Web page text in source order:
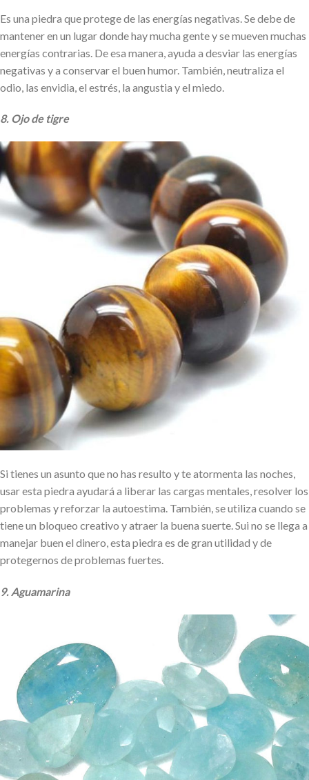
Es una piedra que protege de las energías negativas. Se debe de
mantener en un lugar donde hay mucha gente y se mueven muchas
energías contrarias. De esa manera, ayuda a desviar las energías
negativas y a conservar el buen humor. También, neutraliza el
odio, las envidia, el estrés, la angustia y el miedo.
8. Ojo de tigre
Si tienes un asunto que no has resulto y te atormenta las noches,
usar esta piedra ayudará a liberar las cargas mentales, resolver los
problemas y reforzar la autoestima. También, se utiliza cuando se
tiene un bloqueo creativo y atraer la buena suerte. Sui no se llega a
manejar buen el dinero, esta piedra es de gran utilidad y de
protegernos de problemas fuertes.
9. Aguamarina